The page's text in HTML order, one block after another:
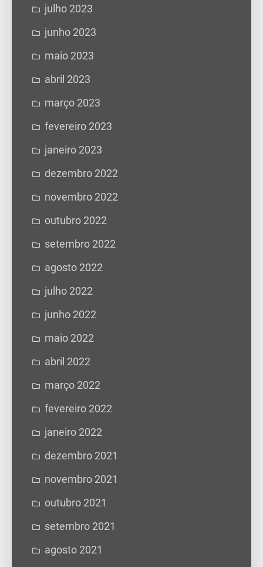
julho 2023
junho 2023
maio 2023
abril 2023
março 2023
fevereiro 2023
janeiro 2023
dezembro 2022
novembro 2022
outubro 2022
setembro 2022
agosto 2022
julho 2022
junho 2022
maio 2022
abril 2022
março 2022
fevereiro 2022
janeiro 2022
dezembro 2021
novembro 2021
outubro 2021
setembro 2021
agosto 2021